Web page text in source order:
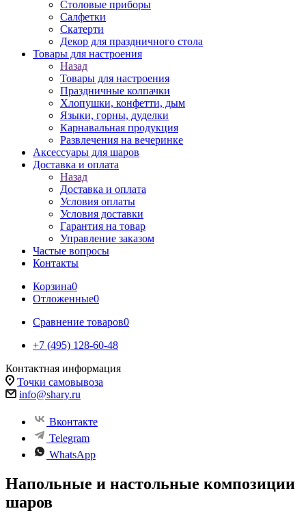
Столовые приборы
Салфетки
Скатерти
Декор для праздничного стола
Товары для настроения
Назад
Товары для настроения
Праздничные колпачки
Хлопушки, конфетти, дым
Языки, горны, дуделки
Карнавальная продукция
Развлечения на вечеринке
Аксессуары для шаров
Доставка и оплата
Назад
Доставка и оплата
Условия оплаты
Условия доставки
Гарантия на товар
Управление заказом
Частые вопросы
Контакты
Корзина0
Отложенные0
Сравнение товаров0
+7 (495) 128-60-48
Контактная информация
Точки самовывоза
info@shary.ru
Вконтакте
Telegram
WhatsApp
Напольные и настольные композиции
шаров